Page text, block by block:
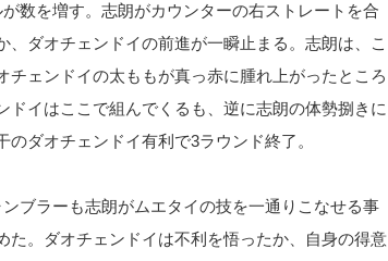
数を増す。志朗がカウンターの右ストレートを合
ダオチェンドイの前進が一瞬止まる。志朗は、こ
チェンドイの太ももが真っ赤に腫れ上がったところ
ドイはここで組んでくるも、逆に志朗の体勢捌きに
ダオチェンドイ有利で3ラウンド終了。
ブラーも志朗がムエタイの技を一通りこなせる事
た。ダオチェンドイは不利を悟ったか、自身の得意